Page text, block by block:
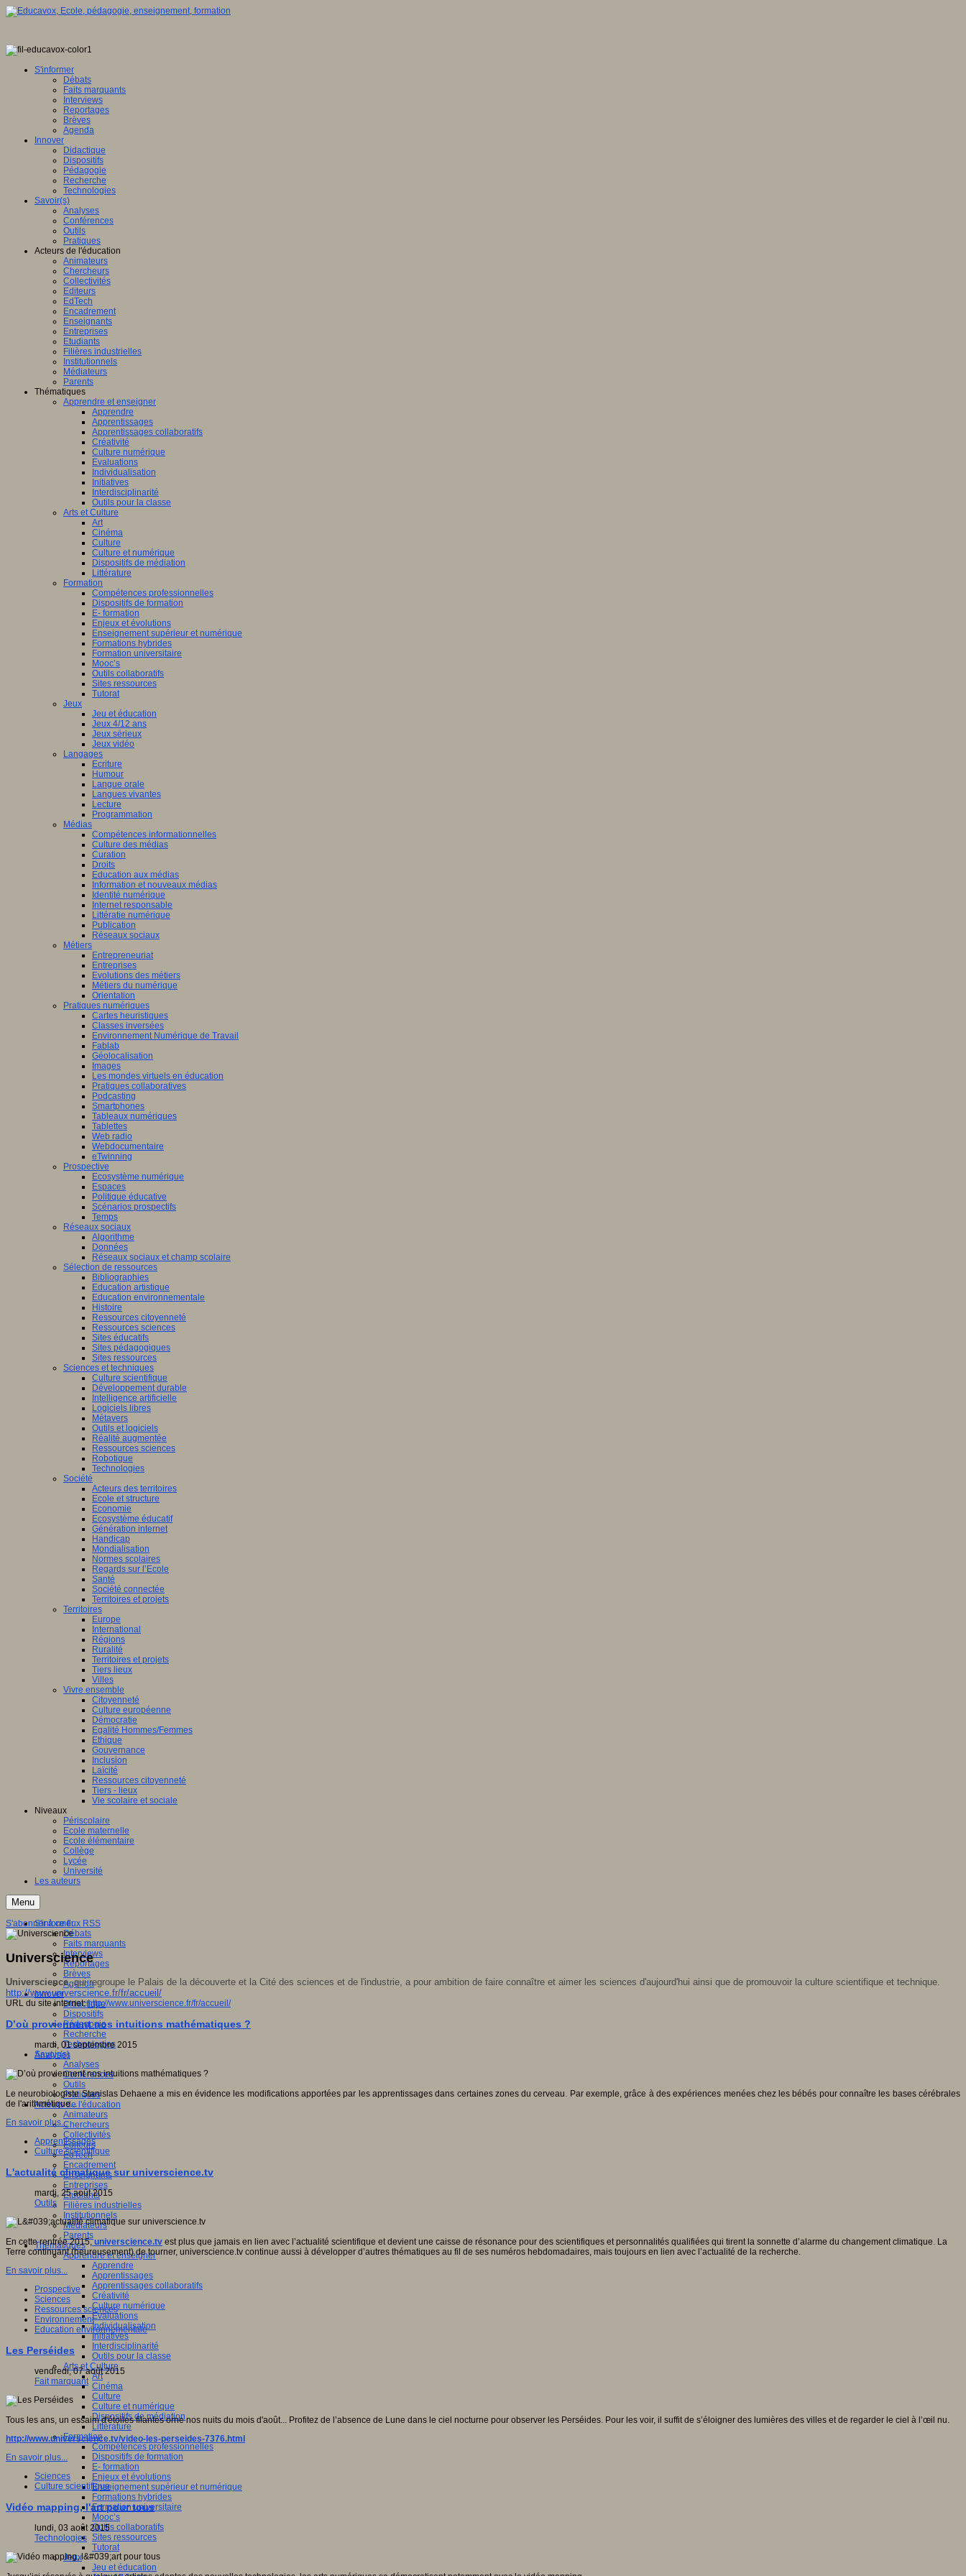
S'informer
Débats
Faits marquants
Interviews
Reportages
Brèves
Agenda
Innover
Didactique
Dispositifs
Pédagogie
Recherche
Technologies
Savoir(s)
Analyses
Conférences
Outils
Pratiques
Acteurs de l'éducation
Animateurs
Chercheurs
Collectivités
Editeurs
EdTech
Encadrement
Enseignants
Entreprises
Etudiants
Filières industrielles
Institutionnels
Médiateurs
Parents
Thématiques
Apprendre et enseigner
Apprendre
Apprentissages
Apprentissages collaboratifs
Créativité
Culture numérique
Evaluations
Individualisation
Initiatives
Interdisciplinarité
Outils pour la classe
Arts et Culture
Art
Cinéma
Culture
Culture et numérique
Dispositifs de médiation
Littérature
Formation
Compétences professionnelles
Dispositifs de formation
E- formation
Enjeux et évolutions
Enseignement supérieur et numérique
Formations hybrides
Formation universitaire
Mooc’s
Outils collaboratifs
Sites ressources
Tutorat
Jeux
Jeu et éducation
Jeux 4/12 ans
Jeux sérieux
Jeux vidéo
Langages
Ecriture
Humour
Langue orale
Langues vivantes
Lecture
Programmation
Médias
Compétences informationnelles
Culture des médias
Curation
Droits
Education aux médias
Information et nouveaux médias
Identité numérique
Internet responsable
Littératie numérique
Publication
Réseaux sociaux
Métiers
Entrepreneuriat
Entreprises
Evolutions des métiers
Métiers du numérique
Orientation
Pratiques numériques
Cartes heuristiques
Classes inversées
Environnement Numérique de Travail
Fablab
Géolocalisation
Images
Les mondes virtuels en éducation
Pratiques collaboratives
Podcasting
Smartphones
Tableaux numériques
Tablettes
Web radio
Webdocumentaire
eTwinning
Prospective
Ecosystème numérique
Espaces
Politique éducative
Scénarios prospectifs
Temps
Réseaux sociaux
Algorithme
Données
Réseaux sociaux et champ scolaire
Sélection de ressources
Bibliographies
Education artistique
Education environnementale
Histoire
Ressources citoyenneté
Ressources sciences
Sites éducatifs
Sites pédagogiques
Sites ressources
Sciences et techniques
Culture scientifique
Développement durable
Intelligence artificielle
Logiciels libres
Métavers
Outils et logiciels
Réalité augmentée
Ressources sciences
Robotique
Technologies
Société
Acteurs des territoires
Ecole et structure
Economie
Ecosystème éducatif
Génération internet
Handicap
Mondialisation
Normes scolaires
Regards sur l’Ecole
Santé
Société connectée
Territoires et projets
Territoires
Europe
International
Régions
Ruralité
Territoires et projets
Tiers lieux
Villes
Vivre ensemble
Citoyenneté
Culture européenne
Démocratie
Egalité Hommes/Femmes
Ethique
Gouvernance
Inclusion
Laïcité
Ressources citoyenneté
Tiers - lieux
Vie scolaire et sociale
Niveaux
Périscolaire
Ecole maternelle
Ecole élémentaire
Collège
Lycée
Université
Les auteurs
Menu
S'informer
Débats
Faits marquants
Interviews
Reportages
Brèves
Agenda
Innover
Didactique
Dispositifs
Pédagogie
Recherche
Technologies
Savoir(s)
Analyses
Conférences
Outils
Pratiques
Acteurs de l'éducation
Animateurs
Chercheurs
Collectivités
Editeurs
EdTech
Encadrement
Enseignants
Entreprises
Etudiants
Filières industrielles
Institutionnels
Médiateurs
Parents
Thématiques
Apprendre et enseigner
Apprendre
Apprentissages
Apprentissages collaboratifs
Créativité
Culture numérique
Evaluations
Individualisation
Initiatives
Interdisciplinarité
Outils pour la classe
Arts et Culture
Art
Cinéma
Culture
Culture et numérique
Dispositifs de médiation
Littérature
Formation
Compétences professionnelles
Dispositifs de formation
E- formation
Enjeux et évolutions
Enseignement supérieur et numérique
Formations hybrides
Formation universitaire
Mooc’s
Outils collaboratifs
Sites ressources
Tutorat
Jeux
Jeu et éducation
S'abonner à ce flux RSS
Universcience
Universcience, qui regroupe le Palais de la découverte et la Cité des sciences et de l'industrie, a pour ambition de faire connaître et aimer les sciences d'aujourd'hui ainsi que de promouvoir la culture scientifique et technique.
http://www.universcience.fr/fr/accueil/
URL du site internet:http://www.universcience.fr/fr/accueil/
D’où proviennent nos intuitions mathématiques ?
mardi, 01 septembre 2015
Analyses
Le neurobiologiste Stanislas Dehaene a mis en évidence les modifications apportées par les apprentissages dans certaines zones du cerveau. Par exemple, grâce à des expériences menées chez les bébés pour connaître les bases cérébrales
de l'arithmétique...
En savoir plus...
Apprentissages
Culture scientifique
L'actualité climatique sur universcience.tv
mardi, 25 août 2015
Outils
En cette rentrée 2015,universcience.tv est plus que jamais en lien avec l’actualité scientifique et devient une caisse de résonance pour des scientifiques et personnalités qualifiées qui tirent la sonnette d’alarme du changement climatique. La
Terre continuant (heureusement) de tourner, universcience.tv continue aussi à développer d’autres thématiques au fil de ses numéros hebdomadaires, mais toujours en lien avec l’actualité de la recherche.
En savoir plus...
Prospective
Sciences
Ressources sciences
Environnement
Education environnementale
Les Perséides
vendredi, 07 août 2015
Fait marquant
Tous les ans, un essaim d'étoiles filantes orne nos nuits du mois d'août... Profitez de l’absence de Lune dans le ciel nocturne pour observer les Perséides. Pour les voir, il suffit de s’éloigner des lumières des villes et de regarder le ciel à l’œil nu.
http://www.universcience.tv/video-les-perseides-7376.html
En savoir plus...
Sciences
Culture scientifique
Vidéo mapping, l'art pour tous
lundi, 03 août 2015
Technologies